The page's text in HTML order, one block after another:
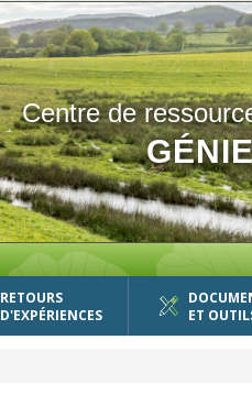
Centre de
RETOURS
D'EXPÉRIENCES
ET